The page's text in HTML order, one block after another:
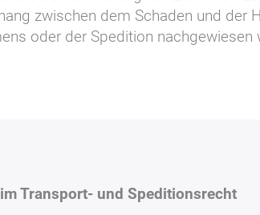
zwischen dem Schaden und der
oder der Spedition nachgewiesen
Transport- und Speditionsrecht